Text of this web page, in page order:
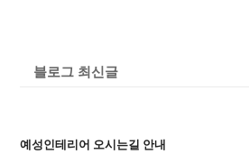
블로그 최신글
예성인테리어 오시는길 안내